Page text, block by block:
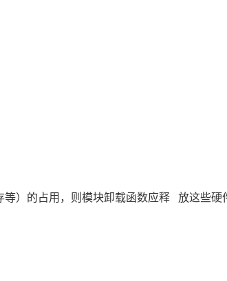
）的占用，则模块卸载函数应释 放这些硬